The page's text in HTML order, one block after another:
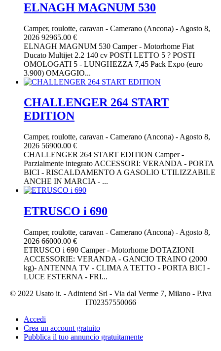
ELNAGH MAGNUM 530
Camper, roulotte, caravan - Camerano (Ancona) - Agosto 8,
2026 92965.00 €
ELNAGH MAGNUM 530 Camper - Motorhome Fiat
Ducato Multijet 2.2 140 cv POSTI LETTO 5 ? POSTI
OMOLOGATI 5 - LUNGHEZZA 7,45 Pack Expo (euro
3.900) OMAGGIO...
CHALLENGER 264 START
EDITION
Camper, roulotte, caravan - Camerano (Ancona) - Agosto 8,
2026 56900.00 €
CHALLENGER 264 START EDITION Camper -
Parzialmente integrato ACCESSORI: VERANDA - PORTA
BICI - RISCALDAMENTO A GASOLIO UTILIZZABILE
ANCHE IN MARCIA - ...
ETRUSCO i 690
Camper, roulotte, caravan - Camerano (Ancona) - Agosto 8,
2026 66000.00 €
ETRUSCO i 690 Camper - Motorhome DOTAZIONI
ACCESSORIE: VERANDA - GANCIO TRAINO (2000
kg)- ANTENNA TV - CLIMA A TETTO - PORTA BICI -
LUCE ESTERNA - FRI...
© 2022 Usato it. - Adintend Srl - Via dal Verme 7, Milano - P.iva
IT02357550066
Accedi
Crea un account gratuito
Pubblica il tuo annuncio gratuitamente